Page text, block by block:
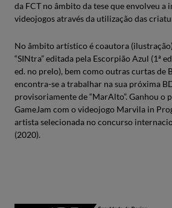
da FCT no âmbito da tese que envolveu a
videojogos através da utilização das
No âmbito artístico é coautora
“SINtra” editada pela Escorpião Azul (1ª
ed. no prelo), bem como outras curtas de
encontra-se a trabalhar na sua próxima
provisoriamente de “MarAlto”. Ganhou o
GameJam com o videojogo Marvila in
artista selecionada no concurso
(2020).